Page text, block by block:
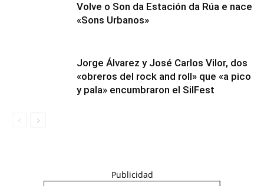
Volve o Son da Estación da Rúa e nace
«Sons Urbanos»
Jorge Álvarez y José Carlos Vilor, dos
«obreros del rock and roll» que «a pico
y pala» encumbraron el SilFest
Publicidad